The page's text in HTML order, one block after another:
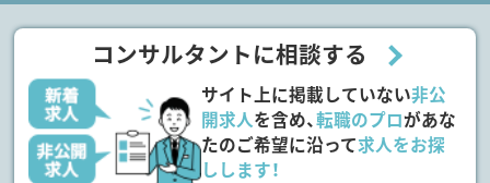
コンサルタントに相談する
サイト上に掲載していない非公
開求人を含め、転職のプロがあな
たのご希望に沿って求人をお探
しします！